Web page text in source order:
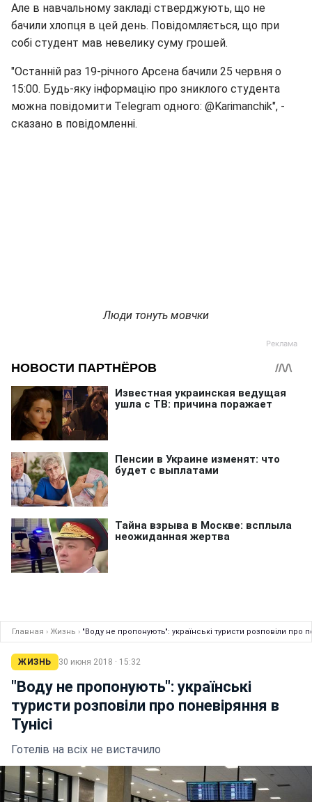
Але в навчальному закладі стверджують, що не
бачили хлопця в цей день. Повідомляється, що при
собі студент мав невелику суму грошей.
"Останній раз 19-річного Арсена бачили 25 червня о
15:00. Будь-яку інформацію про зниклого студента
можна повідомити Telegram одного: @Karimanchik", -
сказано в повідомленні.
Люди тонуть мовчки
Главная › Жизнь › "Воду не пропонують": українські туристи розповіли про
ЖИЗНЬ 30 июня 2018 · 15:32
"Воду не пропонують": українські
туристи розповіли про поневіряння в
Тунісі
Готелів на всіх не вистачило